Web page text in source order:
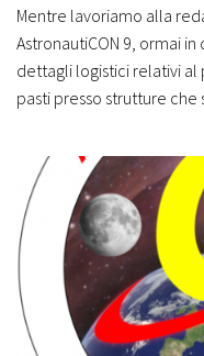
Mentre lavoriamo alla
AstronautiCON 9, ormai
dettagli logistici relativi
pasti presso strutture che